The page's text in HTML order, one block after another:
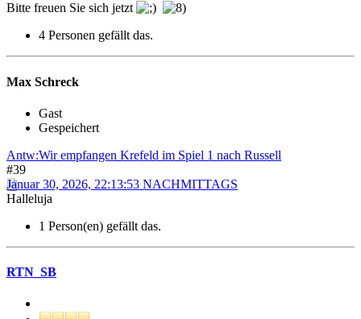
Bitte freuen Sie sich jetzt
4 Personen gefällt das.
Max Schreck
Gast
Gespeichert
Antw:Wir empfangen Krefeld im Spiel 1 nach Russell
#39
Januar 30, 2026, 22:13:53 NACHMITTAGS
Halleluja
1 Person(en) gefällt das.
RTN_SB